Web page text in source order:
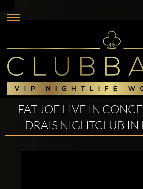
FAT JOE LIVE IN
DRAIS NIGHTCLUB IN